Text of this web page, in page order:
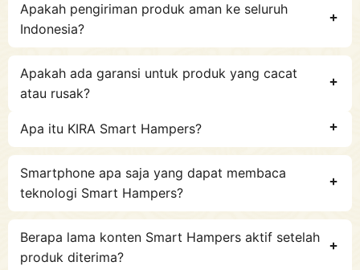
Apakah pengiriman produk aman ke seluruh
Indonesia?
Apakah ada garansi untuk produk yang cacat
atau rusak?
Apa itu KIRA Smart Hampers?
Smartphone apa saja yang dapat membaca
teknologi Smart Hampers?
Berapa lama konten Smart Hampers aktif setelah
produk diterima?